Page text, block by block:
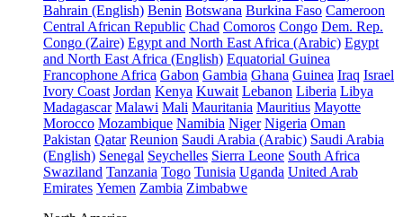
Bahrain (English) Benin Botswana Burkina Faso Cameroon
Central African Republic Chad Comoros Congo Dem. Rep.
Congo (Zaire) Egypt and North East Africa (Arabic) Egypt
and North East Africa (English) Equatorial Guinea
Francophone Africa Gabon Gambia Ghana Guinea Iraq Israel
Ivory Coast Jordan Kenya Kuwait Lebanon Liberia Libya
Madagascar Malawi Mali Mauritania Mauritius Mayotte
Morocco Mozambique Namibia Niger Nigeria Oman
Pakistan Qatar Reunion Saudi Arabia (Arabic) Saudi Arabia
(English) Senegal Seychelles Sierra Leone South Africa
Swaziland Tanzania Togo Tunisia Uganda United Arab
Emirates Yemen Zambia Zimbabwe